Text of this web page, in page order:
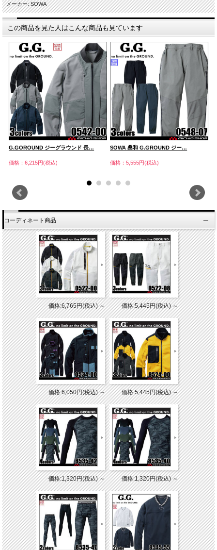
メーカー: SOWA
この商品を見た人はこんな商品も見ています
G.GOROUND ジーグラウンド 長…
価格：6,215円(税込)
SOWA 桑和 G.GROUND ジー…
価格：5,555円(税込)
コーディネート商品
価格:6,765円(税込)～ 価格:5,445円(税込)～
価格:6,050円(税込)～ 価格:5,445円(税込)～
価格:1,320円(税込)～ 価格:1,320円(税込)～